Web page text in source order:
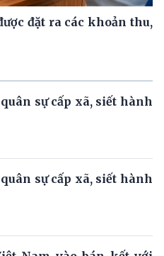
đặt ra các khoản thu,
sự cấp xã, siết hành
sự cấp xã, siết hành